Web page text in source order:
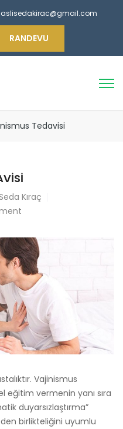
aslisedakirac@gmail.com
RANDEVU
Tedavisi
Kıraç
Vajinismus
vermenin yanı sıra
duyarsızlaştırma”
birlikteliğini uyumlu